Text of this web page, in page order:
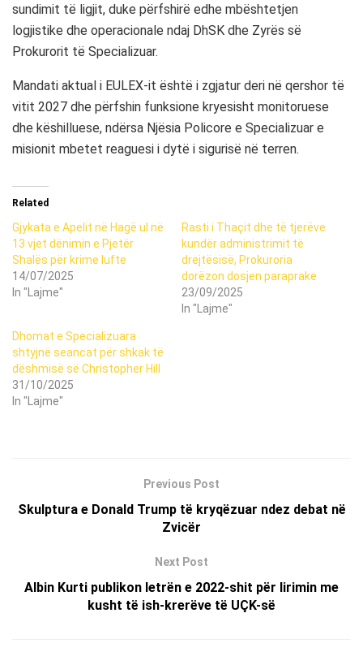
sundimit të ligjit, duke përfshirë edhe mbështetjen
logjistike dhe operacionale ndaj DhSK dhe Zyrës së
Prokurorit të Specializuar.
Mandati aktual i EULEX-it është i zgjatur deri në qershor të
vitit 2027 dhe përfshin funksione kryesisht monitoruese
dhe këshilluese, ndërsa Njësia Policore e Specializuar e
misionit mbetet reaguesi i dytë i sigurisë në terren.
Related
Gjykata e Apelit në Hagë ul në
13 vjet dënimin e Pjetër
Shalës për krime lufte
14/07/2025
In "Lajme"
Rasti i Thaçit dhe të tjerëve
kundër administrimit të
drejtësisë, Prokuroria
dorëzon dosjen paraprake
23/09/2025
In "Lajme"
Dhomat e Specializuara
shtyjnë seancat për shkak të
dëshmisë së Christopher Hill
31/10/2025
In "Lajme"
Previous Post
Skulptura e Donald Trump të kryqëzuar ndez debat në
Zvicër
Next Post
Albin Kurti publikon letrën e 2022-shit për lirimin me
kusht të ish-krerëve të UÇK-së